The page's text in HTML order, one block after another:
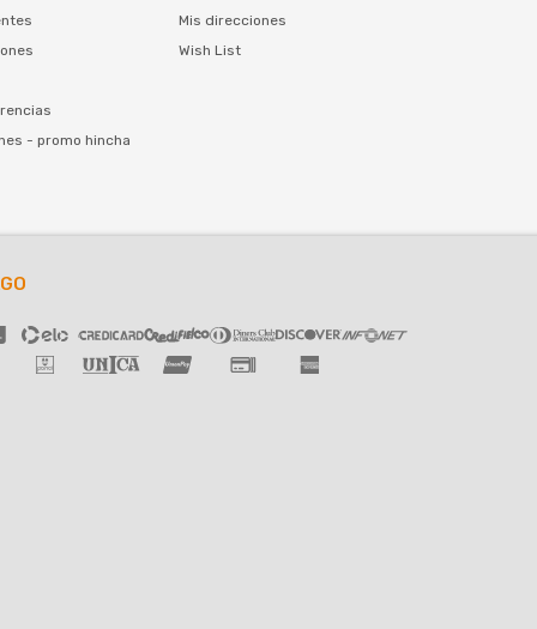
- promo hincha
Mis direcciones
Wish List